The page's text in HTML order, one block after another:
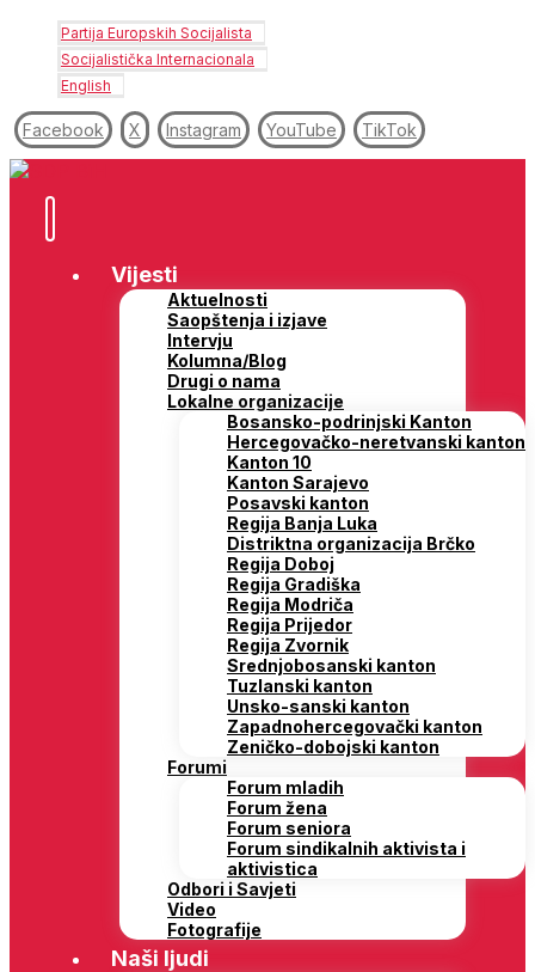
Partija Europskih Socijalista
Socijalistička Internacionala
English
Facebook X Instagram YouTube TikTok
Vijesti
Aktuelnosti
Saopštenja i izjave
Intervju
Kolumna/Blog
Drugi o nama
Lokalne organizacije
Bosansko-podrinjski Kanton
Hercegovačko-neretvanski kanton
Kanton 10
Kanton Sarajevo
Posavski kanton
Regija Banja Luka
Distriktna organizacija Brčko
Regija Doboj
Regija Gradiška
Regija Modriča
Regija Prijedor
Regija Zvornik
Srednjobosanski kanton
Tuzlanski kanton
Unsko-sanski kanton
Zapadnohercegovački kanton
Zeničko-dobojski kanton
Forumi
Forum mladih
Forum žena
Forum seniora
Forum sindikalnih aktivista i
aktivistica
Odbori i Savjeti
Video
Fotografije
Naši ljudi